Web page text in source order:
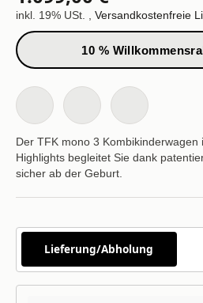
inkl. 19% USt. , Versandkostenfreie
10 %
Der TFK mono 3 Kombikinderwagen
Highlights begleitet Sie dank
sicher ab der Geburt.
Lieferung/Abholung